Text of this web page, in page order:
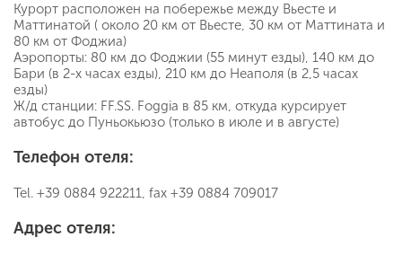
Курорт расположен на побережье между Вьесте и
Маттинатой ( около 20 км от Вьесте, 30 км от Маттината и
80 км от Фоджиа)
Аэропорты: 80 км до Фоджии (55 минут езды), 140 км до
Бари (в 2-х часах езды), 210 км до Неаполя (в 2,5 часах
езды)
Ж/д станции: FF.SS. Foggia в 85 км, откуда курсирует
автобус до Пуньокьюзо (только в июле и в августе)
Телефон отеля:
Tel. +39 0884 922211, fax +39 0884 709017
Адрес отеля: